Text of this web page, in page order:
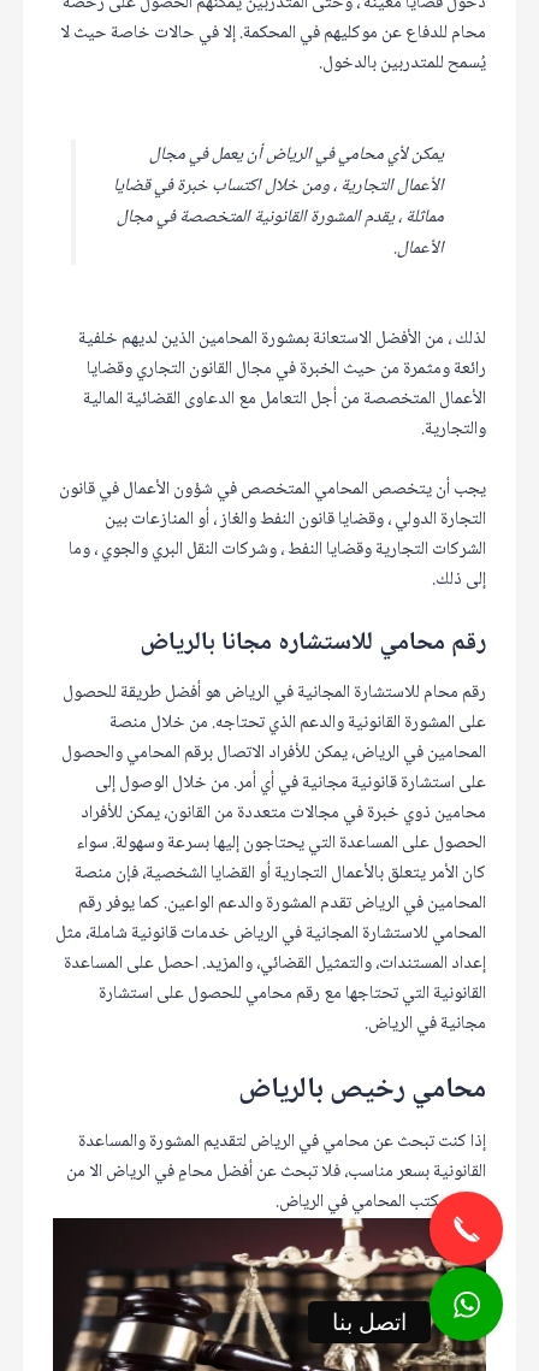
محام للدفاع عن موكليهم في المحكمة. إلا في حالات خاصة حيث لا
يُسمح للمتدربين بالدخول.
يمكن لأي محامي في الرياض أن يعمل في مجال
الأعمال التجارية ، ومن خلال اكتساب خبرة في قضايا
مماثلة ، يقدم المشورة القانونية المتخصصة في مجال
الأعمال.
لذلك ، من الأفضل الاستعانة بمشورة المحامين الذين لديهم خلفية
رائعة ومثمرة من حيث الخبرة في مجال القانون التجاري وقضايا
الأعمال المتخصصة من أجل التعامل مع الدعاوى القضائية المالية
والتجارية.
يجب أن يتخصص المحامي المتخصص في شؤون الأعمال في قانون
التجارة الدولي ، وقضايا قانون النفط والغاز ، أو المنازعات بين
الشركات التجارية وقضايا النفط ، وشركات النقل البري والجوي ، وما
إلى ذلك.
رقم محامي للاستشاره مجانا بالرياض
رقم محام للاستشارة المجانية في الرياض هو أفضل طريقة للحصول
على المشورة القانونية والدعم الذي تحتاجه. من خلال منصة
المحامين في الرياض، يمكن للأفراد الاتصال برقم المحامي والحصول
على استشارة قانونية مجانية في أي أمر. من خلال الوصول إلى
محامين ذوي خبرة في مجالات متعددة من القانون، يمكن للأفراد
الحصول على المساعدة التي يحتاجون إليها بسرعة وسهولة. سواء
كان الأمر يتعلق بالأعمال التجارية أو القضايا الشخصية، فإن منصة
المحامين في الرياض تقدم المشورة والدعم الواعين. كما يوفر رقم
المحامي للاستشارة المجانية في الرياض خدمات قانونية شاملة، مثل
إعداد المستندات، والتمثيل القضائي، والمزيد. احصل على المساعدة
القانونية التي تحتاجها مع رقم محامي للحصول على استشارة
مجانية في الرياض.
محامي رخيص بالرياض
إذا كنت تبحث عن محامي في الرياض لتقديم المشورة والمساعدة
القانونية بسعر مناسب، فلا تبحث عن أفضل محامٍ في الرياض الا من
خلال مكتب المحامي في الرياض.
اتصل بنا